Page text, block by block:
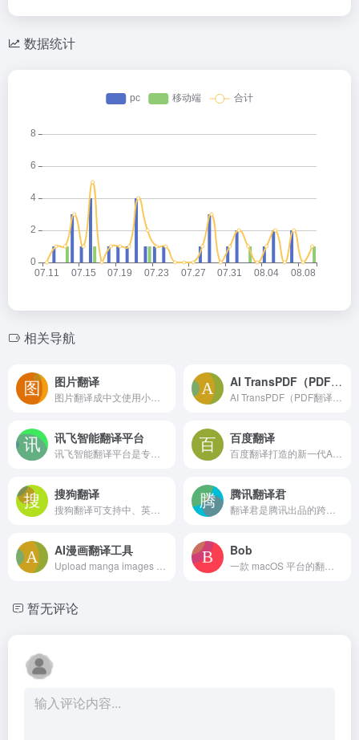
数据统计
相关导航
图片翻译 AI TransPDF（PDF翻译工具）
讯飞智能翻译平台 百度翻译
搜狗翻译 腾讯翻译君
AI漫画翻译工具 Bob
暂无评论